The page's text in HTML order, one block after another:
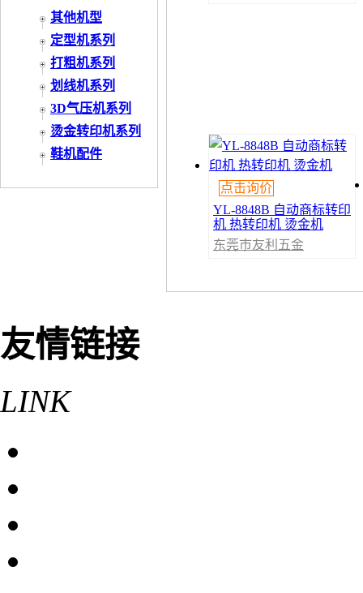
其他机型
定型机系列
打粗机系列
划线机系列
3D气压机系列
烫金转印机系列
鞋机配件
点击询价
YL-8848B 自动商标转印
机 热转印机 烫金机
东莞市友利五金
友情链接
LINK